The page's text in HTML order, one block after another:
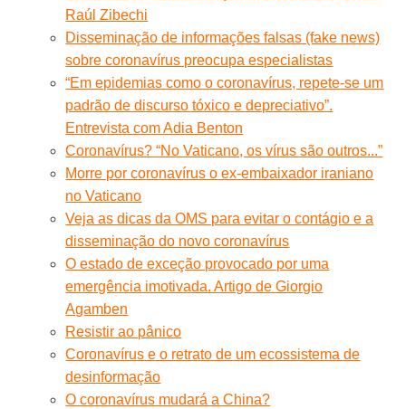
Raúl Zibechi
Disseminação de informações falsas (fake news)
sobre coronavírus preocupa especialistas
“Em epidemias como o coronavírus, repete-se um
padrão de discurso tóxico e depreciativo”.
Entrevista com Adia Benton
Coronavírus? “No Vaticano, os vírus são outros...”
Morre por coronavírus o ex-embaixador iraniano
no Vaticano
Veja as dicas da OMS para evitar o contágio e a
disseminação do novo coronavírus
O estado de exceção provocado por uma
emergência imotivada. Artigo de Giorgio
Agamben
Resistir ao pânico
Coronavírus e o retrato de um ecossistema de
desinformação
O coronavírus mudará a China?